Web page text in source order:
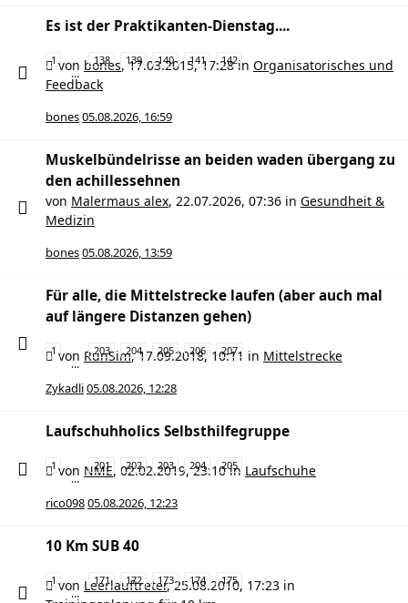
Es ist der Praktikanten-Dienstag....
1
…
138 139 140 141 142
von bones,17.03.2015, 17:28in Organisatorisches und
Feedback
bones05.08.2026, 16:59
Muskelbündelrisse an beiden waden übergang zu
den achillessehnen
von Malermaus alex, 22.07.2026, 07:36 in Gesundheit &
Medizin
bones05.08.2026, 13:59
Für alle, die Mittelstrecke laufen (aber auch mal
auf längere Distanzen gehen)
1
…
203 204 205 206 207
von RunSim,17.09.2018, 10:11 in Mittelstrecke
Zykadli05.08.2026, 12:28
Laufschuhholics Selbsthilfegruppe
1
…
201 202 203 204 205
von NME, 02.02.2019, 23:10in Laufschuhe
rico09805.08.2026, 12:23
10 Km SUB 40
1
…
171 172 173 174 175
von Leerlauftreter,25.08.2010, 17:23 in